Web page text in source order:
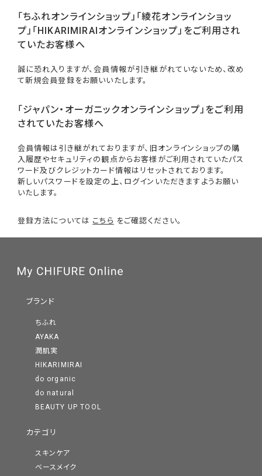
「ちふれオンラインショップ」「綾花オンラインショッ
プ」「HIKARIMIRAIオンラインショップ」をご利用され
ていたお客様へ
誠に恐れ入りますが、会員情報が引き継がれていないため、改め
て新規会員登録をお願いいたします。
「ジャパン・オーガニックオンラインショップ」をご利用
されていたお客様へ
会員情報は引き継がれておりますが、旧オンラインショップの購
入履歴やセキュリティの観点からお客様がご利用されていたパス
ワード及びクレジットカード情報はリセットされております。
新しいパスワードを設定の上、ログインいただきますようお願い
いたします。
登録方法については こちら をご確認ください。
ブランド
ちふれ
AYAKA
潤肌実
HIKARIMIRAI
do organic
do natural
BEAUTY UP TOOL
カテゴリ
スキンケア
ベースメイク